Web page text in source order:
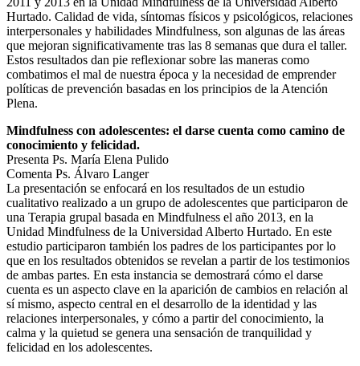
Hurtado. Calidad de vida, síntomas físicos y psicológicos, relaciones
interpersonales y habilidades Mindfulness, son algunas de las áreas
que mejoran significativamente tras las 8 semanas que dura el taller.
Estos resultados dan pie reflexionar sobre las maneras como
combatimos el mal de nuestra época y la necesidad de emprender
políticas de prevención basadas en los principios de la Atención
Plena.
Mindfulness con adolescentes: el darse cuenta como camino de
conocimiento y felicidad.
Presenta Ps. María Elena Pulido
Comenta Ps. Álvaro Langer
La presentación se enfocará en los resultados de un estudio
cualitativo realizado a un grupo de adolescentes que participaron de
una Terapia grupal basada en Mindfulness el año 2013, en la
Unidad Mindfulness de la Universidad Alberto Hurtado. En este
estudio participaron también los padres de los participantes por lo
que en los resultados obtenidos se revelan a partir de los testimonios
de ambas partes. En esta instancia se demostrará cómo el darse
cuenta es un aspecto clave en la aparición de cambios en relación al
sí mismo, aspecto central en el desarrollo de la identidad y las
relaciones interpersonales, y cómo a partir del conocimiento, la
calma y la quietud se genera una sensación de tranquilidad y
felicidad en los adolescentes.